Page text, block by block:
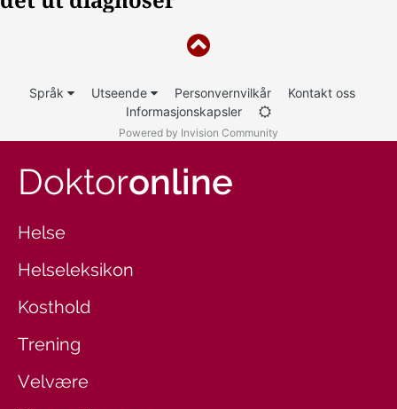
Språk Utseende Personvernvilkår
Kontakt oss
Informasjonskapsler
Powered by Invision Community
Doktoronline
Helse
Helseleksikon
Kosthold
Trening
Velvære